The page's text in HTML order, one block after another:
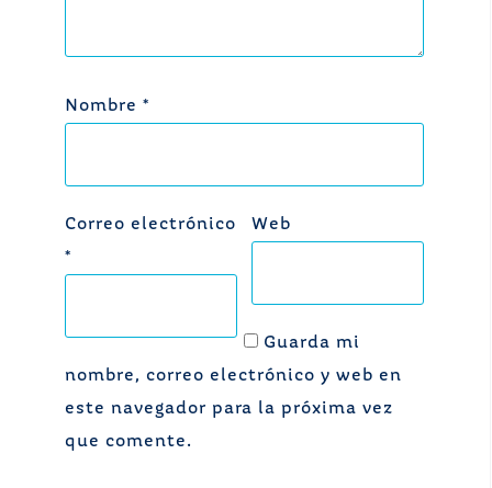
Nombre *
Correo electrónico
*
Web
Guarda mi
nombre, correo electrónico y web en
este navegador para la próxima vez
que comente.